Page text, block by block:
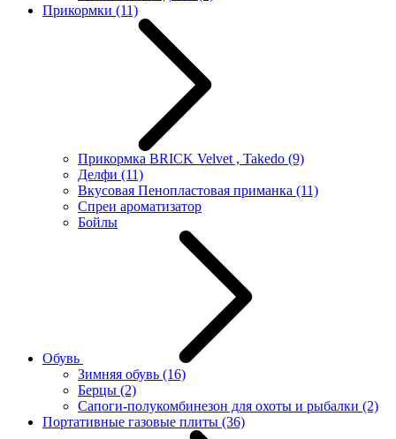
Прикормки (11)
Прикормка BRICK Velvet , Takedo (9)
Делфи (11)
Вкусовая Пенопластовая приманка (11)
Спреи ароматизатор
Бойлы
Обувь
Зимняя обувь (16)
Берцы (2)
Сапоги-полукомбинезон для охоты и рыбалки (2)
Портативные газовые плиты (36)